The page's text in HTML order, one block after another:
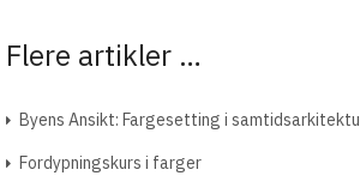
Flere artikler …
Byens Ansikt: Fargesetting i
Fordypningskurs i farger